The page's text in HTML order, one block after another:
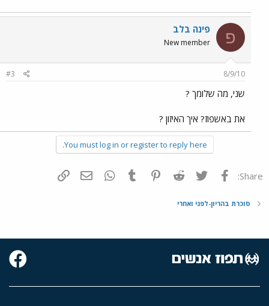
פ פינה בלב
New member
8/9/10
#3
שני, מה שלומך ?
את באשפוז? איך האיזון ?
You must log in or register to reply here.
Share: פייסבוק Twitter
Reddit
Pinterest
Tumblr
WhatsAppדואר אלקטרוני
סוכרת בהריון-לפני ואחרי